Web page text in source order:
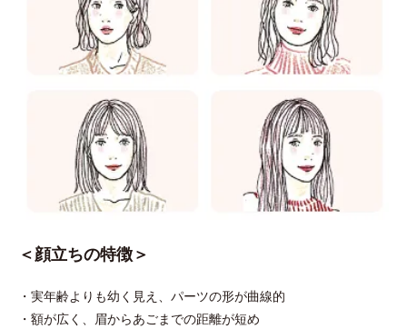
＜顔立ちの特徴＞
・実年齢よりも幼く見え、パーツの形が曲線的
・額が広く、眉からあごまでの距離が短め